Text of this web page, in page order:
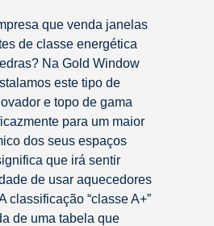
que venda janelas
de classe energética
Na Gold Window
este tipo de
e topo de gama
para um maior
dos seus espaços
que irá sentir
de usar aquecedores
classificação “classe A+”
de uma tabela que